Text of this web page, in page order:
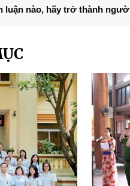
luận nào, hãy trở thành